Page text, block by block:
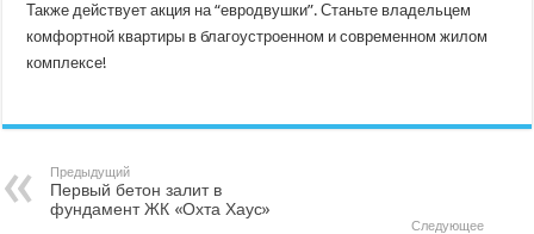
Также действует акция на “евродвушки”. Станьте владельцем
комфортной квартиры в благоустроенном и современном жилом
комплексе!
Предыдущий
Первый бетон залит в
фундамент ЖК «Охта Хаус»
Следующее